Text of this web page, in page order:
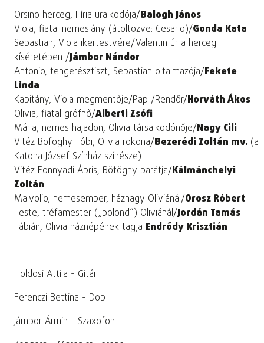
Orsino herceg, Illíria uralkodója/Balogh János
Viola, fiatal nemeslány (átöltözve: Cesario)/Gonda Kata
Sebastian, Viola ikertestvére/Valentin úr a herceg
kíséretében /Jámbor Nándor
Antonio, tengerésztiszt, Sebastian oltalmazója/Fekete
Linda
Kapitány, Viola megmentője/Pap /Rendőr/Horváth Ákos
Olivia, fiatal grófnő/Alberti Zsófi
Mária, nemes hajadon, Olivia társalkodónője/Nagy Cili
Vitéz Böföghy Tóbi, Olivia rokona/Bezerédi Zoltán mv. (a
Katona József Színház színésze)
Vitéz Fonnyadi Ábris, Böföghy barátja/Kálmánchelyi
Zoltán
Malvolio, nemesember, háznagy Oliviánál/Orosz Róbert
Feste, tréfamester („bolond”) Oliviánál/Jordán Tamás
Fábián, Olivia háznépének tagja Endrődy Krisztián
Holdosi Attila - Gitár
Ferenczi Bettina - Dob
Jámbor Ármin - Szaxofon